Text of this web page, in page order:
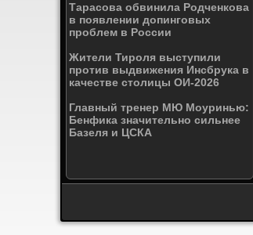
Тарасова обвинила Родченкова
в появлении допинговых
проблем в России
Жители Тироля выступили
против выдвижения Инсбрука в
качестве столицы ОИ-2026
Главный тренер МЮ Моуринью:
Бенфика значительно сильнее
Базеля и ЦСКА